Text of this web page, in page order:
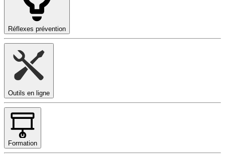
Réflexes prévention
Outils en ligne
Formation